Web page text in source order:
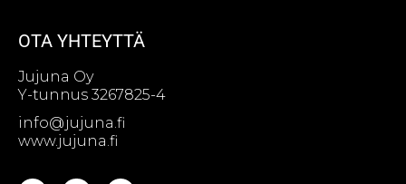
OTA YHTEYTTÄ
Jujuna Oy
Y-tunnus 3267825-4
info@jujuna.fi
www.jujuna.fi